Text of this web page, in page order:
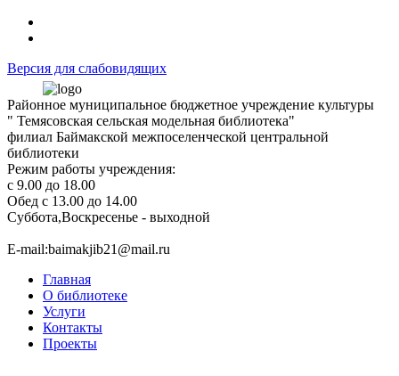
Версия для слабовидящих
Районное муниципальное бюджетное учреждение культуры
" Темясовская сельская модельная библиотека"
филиал Баймакской межпоселенческой центральной
библиотеки
Режим работы учреждения:
с 9.00 до 18.00
Обед с 13.00 до 14.00
Суббота,Воскресенье - выходной
Е-mail:baimakjib21@mail.ru
Главная
О библиотеке
Услуги
Контакты
Проекты